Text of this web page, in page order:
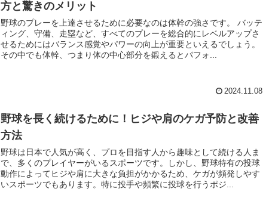
方と驚きのメリット
野球のプレーを上達させるために必要なのは体幹の強さです。 バッテ
ィング、守備、走塁など、すべてのプレーを総合的にレベルアップさ
せるためにはバランス感覚やパワーの向上が重要といえるでしょう。
その中でも体幹、つまり体の中心部分を鍛えるとパフォ...
2024.11.08
野球を長く続けるために！ヒジや肩のケガ予防と改善
方法
野球は日本で人気が高く、プロを目指す人から趣味として続ける人ま
で、多くのプレイヤーがいるスポーツです。しかし、野球特有の投球
動作によってヒジや肩に大きな負担がかかるため、ケガが頻発しやす
いスポーツでもあります。特に投手や頻繁に投球を行うポジ...